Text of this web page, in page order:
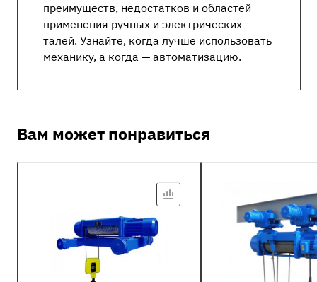
преимуществ, недостатков и областей
применения ручных и электрических
талей. Узнайте, когда лучше использовать
механику, а когда — автоматизацию.
Вам может понравиться